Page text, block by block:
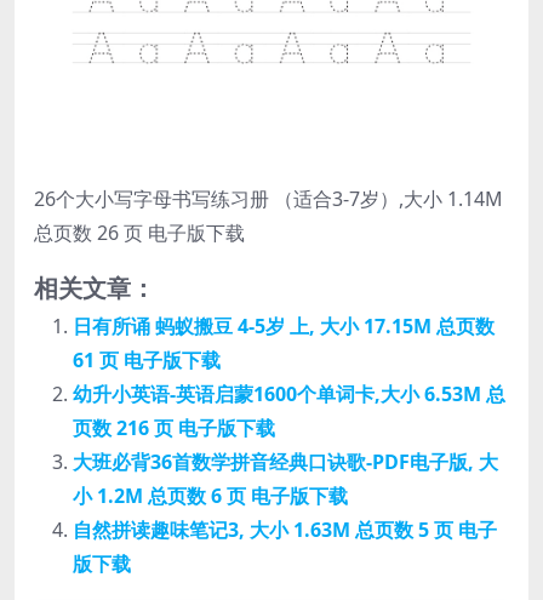
26个大小写字母书写练习册 （适合3-7岁）,大小 1.14M
总页数 26 页 电子版下载
相关文章：
日有所诵 蚂蚁搬豆 4-5岁 上, 大小 17.15M 总页数
61 页 电子版下载
幼升小英语-英语启蒙1600个单词卡,大小 6.53M 总
页数 216 页 电子版下载
大班必背36首数学拼音经典口诀歌-PDF电子版, 大
小 1.2M 总页数 6 页 电子版下载
自然拼读趣味笔记3, 大小 1.63M 总页数 5 页 电子
版下载